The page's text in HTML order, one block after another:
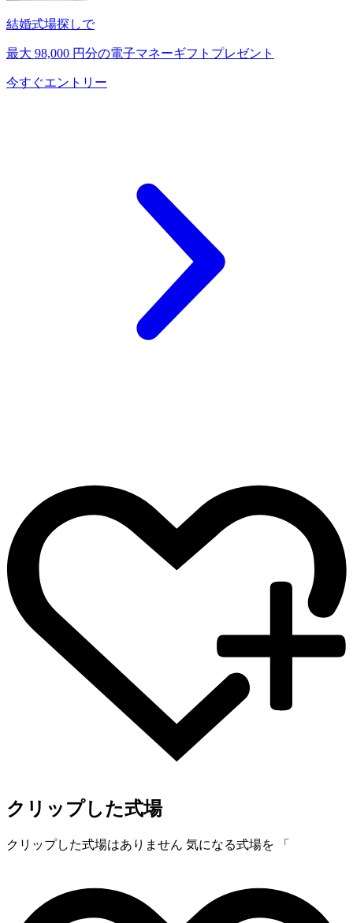
結婚式場探しで
最大 98,000 円分の電子マネーギフトプレゼント
今すぐエントリー
クリップした式場
クリップした式場はありません 気になる式場を 「